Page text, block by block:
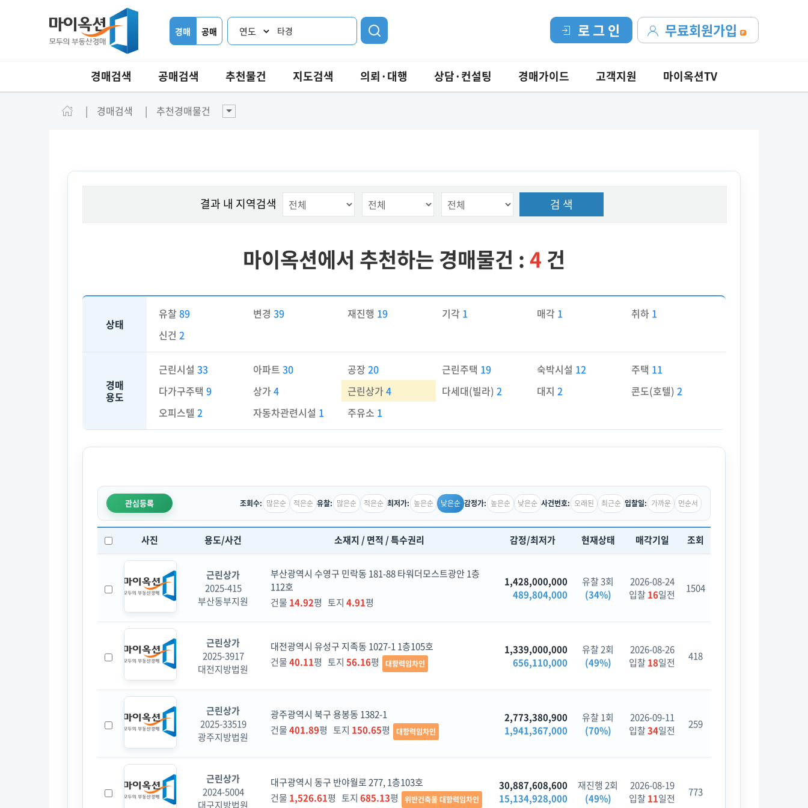
경매 공매 타경 무료회원가입
로 그 인
경매검색 공매검색 추천물건 지도검색 의뢰·대행 상담·컨설팅 경매가이드 고객지원 마이옥션TV
경매검색 추천경매물건
결과 내 지역검색 검 색
마이옥션에서 추천하는 경매물건 : 4 건
상태
유찰 89 변경39 재진행 19 기각 1 매각 1 취하 1
신건 2
경매
용도
근린시설 33 아파트30 공장20 근린주택 19 숙박시설 12 주택 11
다가구주택 9 상가4 근린상가4 다세대(빌라)2 대지 2 콘도(호텔) 2
오피스텔 2 자동차관련시설 1 주유소 1
관심등록 조회수: 많은순 적은순 유찰: 많은순 적은순 최저가: 높은순 낮은순 감정가: 높은순 낮은순 사건번호: 오래된 최근순 입찰일: 가까운 먼순서
사진 용도/사건 소재지 / 면적 / 특수권리 감정/최저가 현재상태 매각기일 조회
근린상가
2025-415
부산동부지원
부산광역시 수영구 민락동 181-88 타워더모스트광안 1층
112호
건물 14.92평 토지 4.91평
1,428,000,000
489,804,000
유찰 3회
(34%)
2026-08-24
입찰16일전 1504
근린상가
2025-3917
대전지방법원
대전광역시 유성구 지족동 1027-1 1층105호
건물40.11평 토지 56.16평 대항력임차인
1,339,000,000
656,110,000
유찰 2회
(49%)
2026-08-26
입찰18일전 418
근린상가
2025-33519
광주지방법원
광주광역시 북구 용봉동 1382-1
건물401.89평 토지 150.65평 대항력임차인
2,773,380,900
1,941,367,000
유찰 1회
(70%)
2026-09-11
입찰34일전 259
근린상가
2024-5004
대구지방법원
대구광역시 동구 반야월로 277, 1층103호
건물 1,526.61평 토지 685.13평 위반건축물 대항력임차인
30,887,608,600
15,134,928,000
재진행 2회
(49%)
2026-08-19
입찰11일전 773